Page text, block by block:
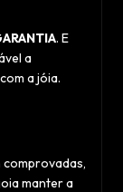
. E
a
a jóia.
comprovadas,
manter a